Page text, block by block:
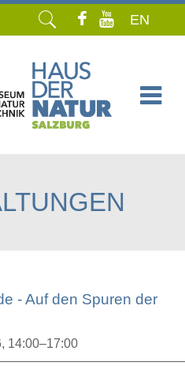
EN
- Auf den Spuren der
14:00–17:00